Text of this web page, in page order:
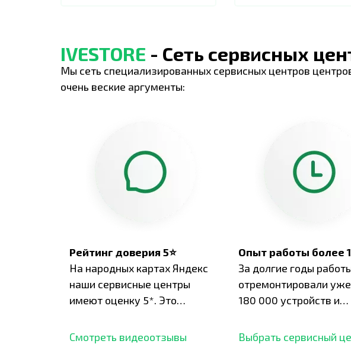
IVESTORE - Сеть сервисных
Мы сеть специализированных сервисных центров
очень веские аргументы:
Рейтинг доверия 5⭐
На народных картах Яндекс
наши сервисные центры
имеют оценку 5*. Это
отзывов,
Смотреть видеоотзывы
Опыт работы более
За долгие годы
отремонтировали
180 000 устройств и
опыт.
Выбрать сервисный